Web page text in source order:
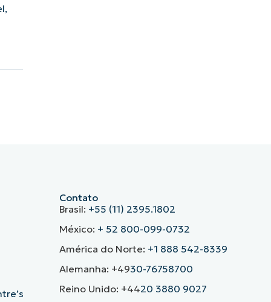
Contato
Brasil: +55 (11) 2395.1802
México: + 52 800-099-0732
América do Norte: +1 888 542-8339
Alemanha: +4930-76758700
Reino Unido: +4420 3880 9027